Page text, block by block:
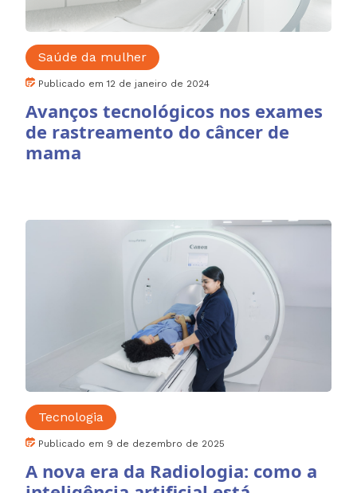
Saúde da mulher
Publicado em 12 de janeiro de 2024
Avanços tecnológicos nos exames
de rastreamento do câncer de
mama
Tecnologia
Publicado em 9 de dezembro de 2025
A nova era da Radiologia: como a